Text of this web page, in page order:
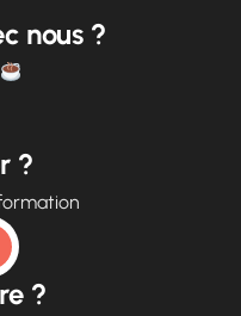
nous ?
?
?